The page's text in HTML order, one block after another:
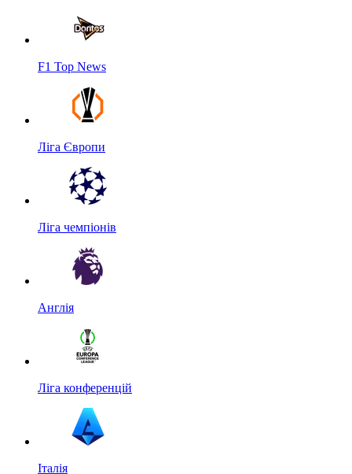
F1 Top News
Ліга Європи
Ліга чемпіонів
Англія
Ліга конференцій
Італія